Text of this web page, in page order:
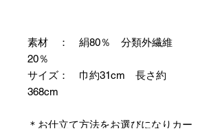
素材 ： 絹80％ 分類外繊維
20％
サイズ： 巾約31cm 長さ約
368cm
＊お仕立て方法をお選びになりカー